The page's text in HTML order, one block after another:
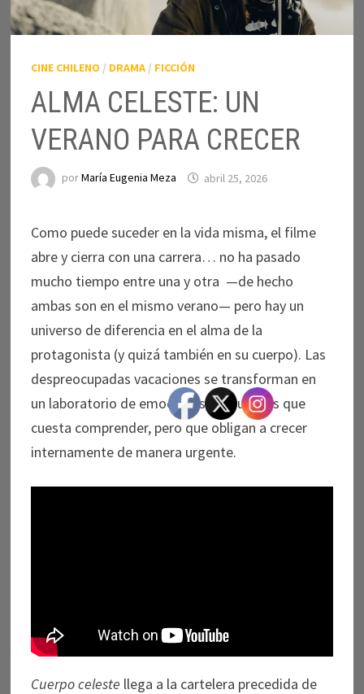
CINE CHILENO / DRAMA/ FICCIÓN
ALMA CELESTE: UN
VERANO PARA CRECER
porMaría Eugenia Meza abril 25, 2026
Como puede suceder en la vida misma, el filme
abre y cierra con una carrera… no ha pasado
mucho tiempo entre una y otra ­—de hecho
ambas son en el mismo verano— pero hay un
universo de diferencia en el alma de la
protagonista (y quizá también en su cuerpo). Las
despreocupadas vacaciones se transforman en
un laboratorio de emociones, de sucesos que
cuesta comprender, pero que obligan a crecer
internamente de manera urgente.
Cuerpo celeste llega a la cartelera precedida de